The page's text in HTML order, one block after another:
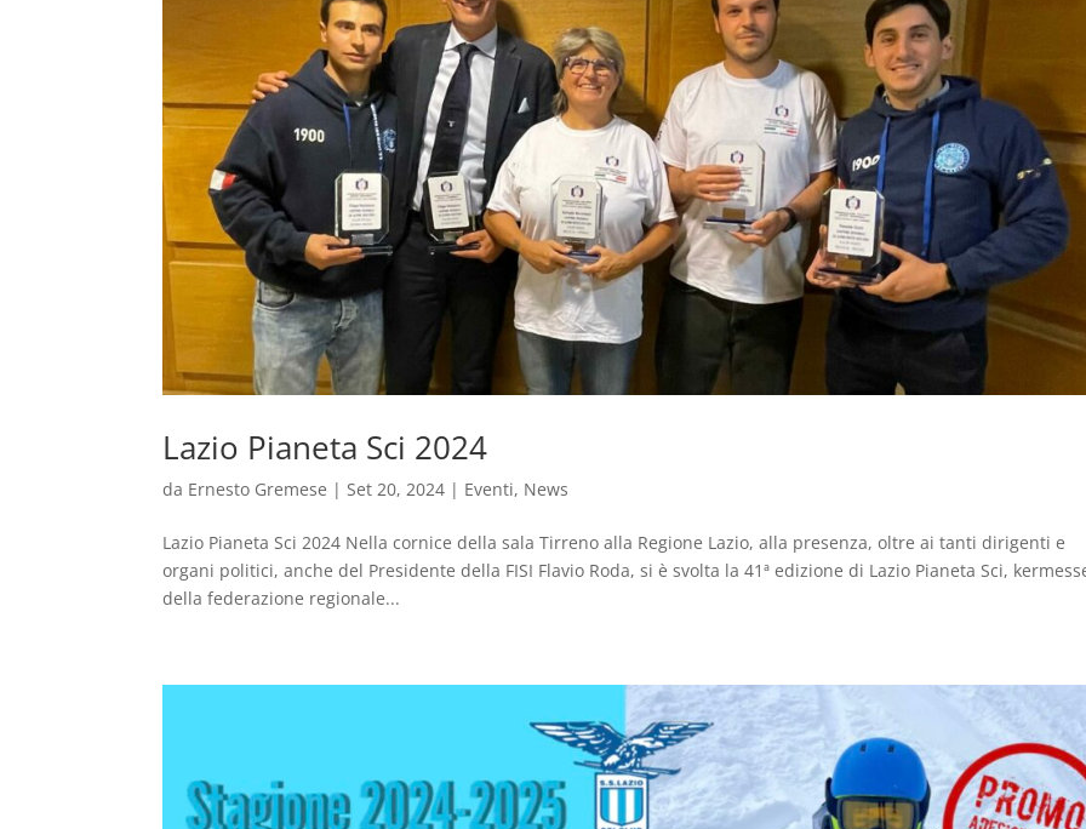
Lazio Pianeta Sci 2024
da Ernesto Gremese |Set 20, 2024 | Eventi, News
Lazio Pianeta Sci 2024 Nella cornice della sala Tirreno alla Regione Lazio, alla presenza, oltre ai tanti dirigenti e
organi politici, anche del Presidente della FISI Flavio Roda, si è svolta la 41ª edizione di Lazio Pianeta Sci,
della federazione regionale...